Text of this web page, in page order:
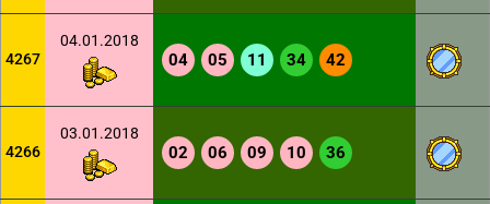
4267
04.01.2018
04 05 11 34 42
4266
03.01.2018
02 06 09 10 36